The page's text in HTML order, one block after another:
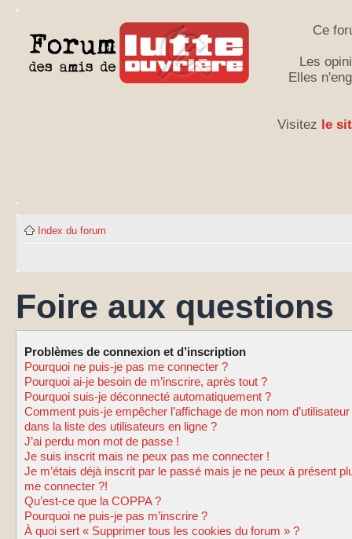
Ce
Les
Elles
Visitez le
Index du forum
Foire aux questions
Problèmes de connexion et d’inscription
Pourquoi ne puis-je pas me connecter ?
Pourquoi ai-je besoin de m’inscrire, après tout ?
Pourquoi suis-je déconnecté automatiquement ?
Comment puis-je empêcher l’affichage de mon nom d’utilisateur
dans la liste des utilisateurs en ligne ?
J’ai perdu mon mot de passe !
Je suis inscrit mais ne peux pas me connecter !
Je m’étais déjà inscrit par le passé mais je ne peux à présent
me connecter ?!
Qu’est-ce que la COPPA ?
Pourquoi ne puis-je pas m’inscrire ?
À quoi sert « Supprimer tous les cookies du forum » ?